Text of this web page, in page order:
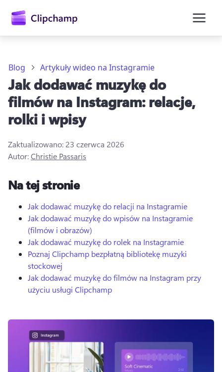
głównej
Zaloguj się
Wypróbuj bezpłatnie
Blog Artykuły wideo na Instagramie
Jak dodawać muzykę do
filmów na Instagram: relacje,
rolki i wpisy
Zaktualizowano: 23 czerwca 2026
Autor:Christie Passaris
Na tej stronie
Jak dodawać muzykę do relacji na Instagramie
Jak dodawać muzykę do wpisów na Instagramie
(filmów i obrazów)
Jak dodawać muzykę do rolek na Instagramie
Poznaj Clipchamp bezpłatną bibliotekę muzyki
stockowej
Jak dodawać muzykę do filmów na Instagram przy
użyciu usługi Clipchamp